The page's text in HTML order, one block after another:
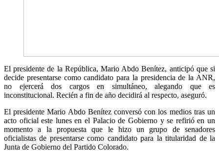
El presidente de la República, Mario Abdo Benítez, anticipó que si
decide presentarse como candidato para la presidencia de la ANR,
no ejercerá dos cargos en simultáneo, alegando que es
inconstitucional. Recién a fin de año decidirá al respecto, aseguró.
El presidente Mario Abdo Benítez conversó con los medios tras un
acto oficial este lunes en el Palacio de Gobierno y se refirió en un
momento a la propuesta que le hizo un grupo de senadores
oficialistas de presentarse como candidato para la titularidad de la
Junta de Gobierno del Partido Colorado.